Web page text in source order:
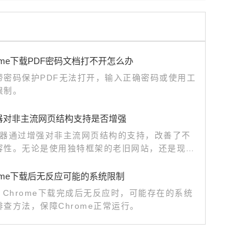
下载PDF密码文档打不开怎么办
密码保护PDF无法打开，输入正确密码或使用工
。
对非主流网页结构支持是否增强
通过增强对非主流网页结构的支持，改善了不
性。无论是使用独特框架的老旧网站，还是现代
下载后无反应可能的系统限制
下载完成后无反应时，可能存在的系统
查方法，保障Chrome正常运行。